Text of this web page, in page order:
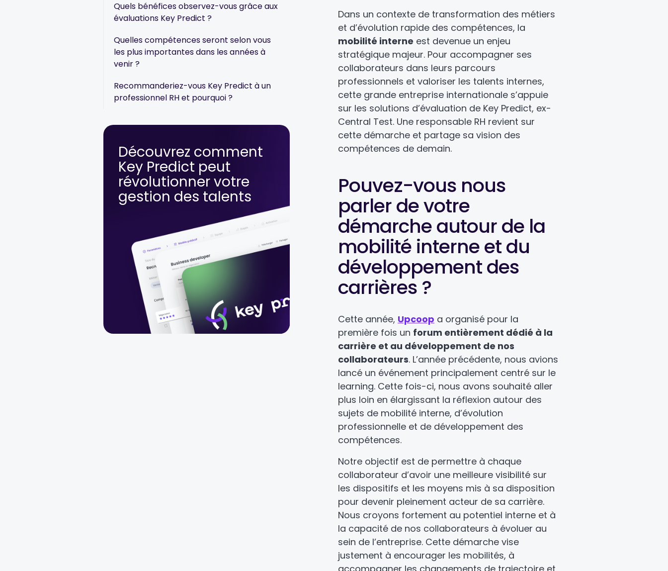
Quels bénéfices observez-vous grâce aux
évaluations Key Predict ?
Quelles compétences seront selon vous
les plus importantes dans les années à
venir ?
Recommanderiez-vous Key Predict à un
professionnel RH et pourquoi ?
Découvrez comment
Key Predict peut
révolutionner votre
gestion des talents
Dans un contexte de transformation des métiers
et d’évolution rapide des compétences, la
mobilité interne est devenue un enjeu
stratégique majeur. Pour accompagner ses
collaborateurs dans leurs parcours
professionnels et valoriser les talents internes,
cette grande entreprise internationale s’appuie
sur les solutions d’évaluation de Key Predict, ex-
Central Test. Une responsable RH revient sur
cette démarche et partage sa vision des
compétences de demain.
Pouvez-vous nous
parler de votre
démarche autour de la
mobilité interne et du
développement des
carrières ?
Cette année, Upcoop a organisé pour la
première fois un forum entièrement dédié à la
carrière et au développement de nos
collaborateurs. L’année précédente, nous avions
lancé un événement principalement centré sur le
learning. Cette fois-ci, nous avons souhaité aller
plus loin en élargissant la réflexion autour des
sujets de mobilité interne, d’évolution
professionnelle et de développement des
compétences.
Notre objectif est de permettre à chaque
collaborateur d’avoir une meilleure visibilité sur
les dispositifs et les moyens mis à sa disposition
pour devenir pleinement acteur de sa carrière.
Nous croyons fortement au potentiel interne et à
la capacité de nos collaborateurs à évoluer au
sein de l’entreprise. Cette démarche vise
justement à encourager les mobilités, à